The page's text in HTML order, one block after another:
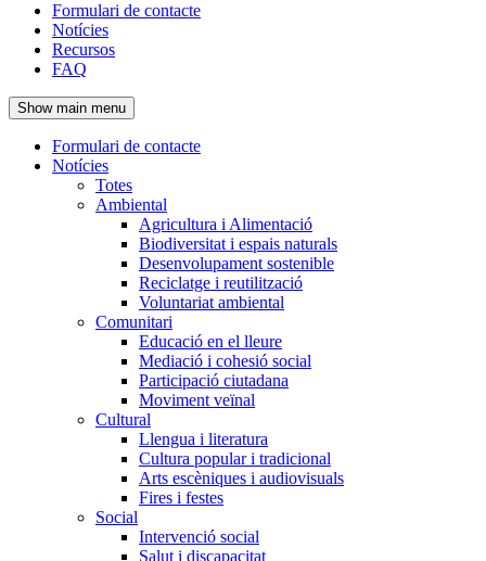
Navegació
principal
de
l'encapçalament
Formulari de contacte
Notícies
Recursos
FAQ
Show main menu
Navegació
principal
Formulari de contacte
Notícies
Totes
Ambiental
Agricultura i Alimentació
Biodiversitat i espais naturals
Desenvolupament sostenible
Reciclatge i reutilització
Voluntariat ambiental
Comunitari
Educació en el lleure
Mediació i cohesió social
Participació ciutadana
Moviment veïnal
Cultural
Llengua i literatura
Cultura popular i tradicional
Arts escèniques i audiovisuals
Fires i festes
Social
Intervenció social
Salut i discapacitat